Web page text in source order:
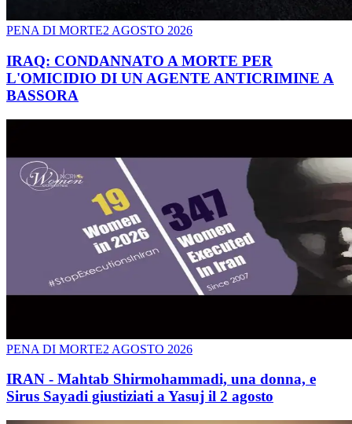
PENA DI MORTE2 AGOSTO 2026
IRAQ: CONDANNATO A MORTE PER
L'OMICIDIO DI UN AGENTE ANTICRIMINE A
BASSORA
PENA DI MORTE2 AGOSTO 2026
IRAN - Mahtab Shirmohammadi, una donna, e
Sirus Sayadi giustiziati a Yasuj il 2 agosto